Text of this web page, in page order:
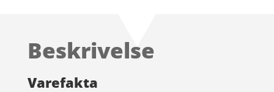
Beskrivelse
Varefakta